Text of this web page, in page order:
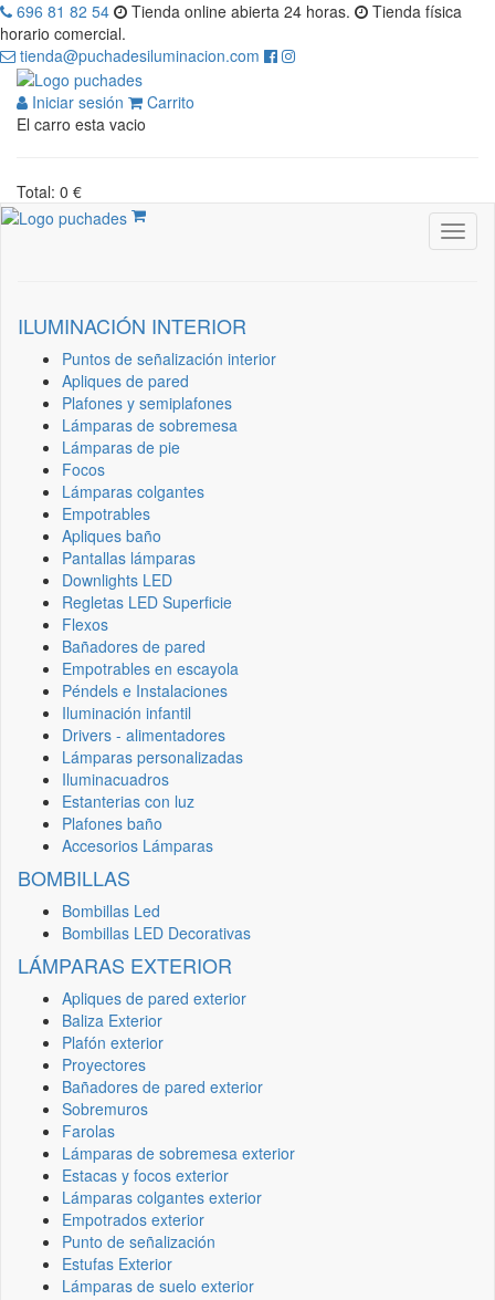
696 81 82 54 Tienda online abierta 24 horas.
Tienda física
horario comercial.
tienda@puchadesiluminacion.com
Iniciar sesión
Carrito
El carro esta vacio
Total: 0 €
ILUMINACIÓN INTERIOR
Puntos de señalización interior
Apliques de pared
Plafones y semiplafones
Lámparas de sobremesa
Lámparas de pie
Focos
Lámparas colgantes
Empotrables
Apliques baño
Pantallas lámparas
Downlights LED
Regletas LED Superficie
Flexos
Bañadores de pared
Empotrables en escayola
Péndels e Instalaciones
Iluminación infantil
Drivers - alimentadores
Lámparas personalizadas
Iluminacuadros
Estanterias con luz
Plafones baño
Accesorios Lámparas
BOMBILLAS
Bombillas Led
Bombillas LED Decorativas
LÁMPARAS EXTERIOR
Apliques de pared exterior
Baliza Exterior
Plafón exterior
Proyectores
Bañadores de pared exterior
Sobremuros
Farolas
Lámparas de sobremesa exterior
Estacas y focos exterior
Lámparas colgantes exterior
Empotrados exterior
Punto de señalización
Estufas Exterior
Lámparas de suelo exterior